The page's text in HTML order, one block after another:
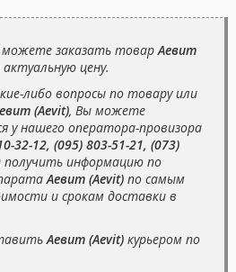
заказать товарАевит
цену.
либо вопросы по товару или
(Aevit), Вы можете
у нашего оператора-провизора
32-12, (095) 803-51-21, (073)
информацию по
Аевит (Aevit) по самым
и срокам доставки в
Аевит (Aevit) курьером по